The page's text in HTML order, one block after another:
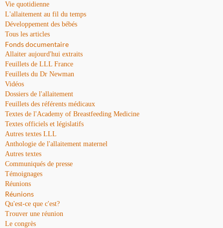
Vie quotidienne
L'allaitement au fil du temps
Développement des bébés
Tous les articles
Fonds documentaire
Allaiter aujourd'hui extraits
Feuillets de LLL France
Feuillets du Dr Newman
Vidéos
Dossiers de l'allaitement
Feuillets des référents médicaux
Textes de l'Academy of Breastfeeding Medicine
Textes officiels et législatifs
Autres textes LLL
Anthologie de l'allaitement maternel
Autres textes
Communiqués de presse
Témoignages
Réunions
Réunions
Qu'est-ce que c'est?
Trouver une réunion
Le congrès